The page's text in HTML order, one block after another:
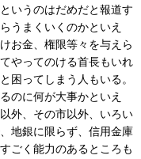
いうのはだめだと報道す
うまくいくのかといえ
お金、権限等々を与えら
やってのける首長もいれ
困ってしまう人もいる。
のに何が大事かといえ
外、その市以外、いろい
地銀に限らず、信用金庫
ごく能力のあるところも